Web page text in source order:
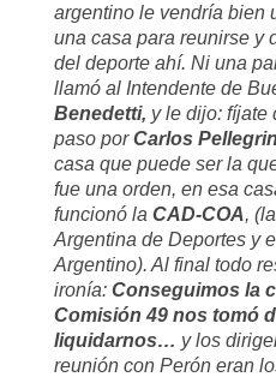
argentino le vendría bien
una casa para reunirse y
del deporte ahí. Ni una
llamó al Intendente de
Benedetti, y le dijo: fíjate
paso porCarlos
casa que puede ser la
fue una orden, en esa
funcionó la CAD-COA,
Argentina de Deportes y
Argentino). Al final todo
ironía: Conseguimos la
Comisión 49 nos tomó
liquidarnos… y los
reunión con Perón eran